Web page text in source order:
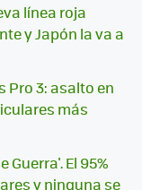
línea roja
y Japón la va a
Pro 3: asalto en
más
Guerra'. El 95%
y ninguna se